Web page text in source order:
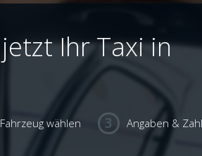
Ihr Taxi in
Fahrzeug wählen Angaben &